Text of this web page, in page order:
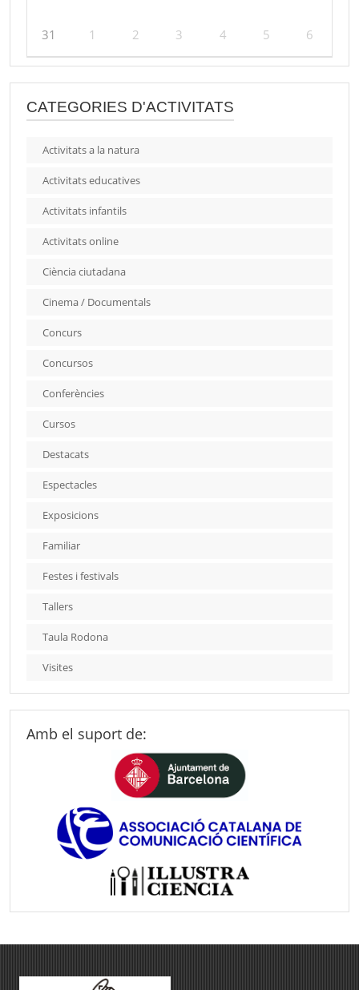
31 1 2 3 4 5 6
CATEGORIES D'ACTIVITATS
Activitats a la natura
Activitats educatives
Activitats infantils
Activitats online
Ciència ciutadana
Cinema / Documentals
Concurs
Concursos
Conferències
Cursos
Destacats
Espectacles
Exposicions
Familiar
Festes i festivals
Tallers
Taula Rodona
Visites
Amb el suport de: